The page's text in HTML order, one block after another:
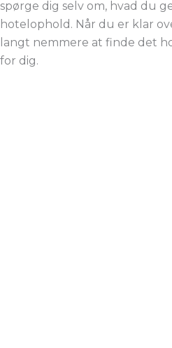
spørge dig selv om, hvad du
hotelophold. Når du er klar
langt nemmere at finde det
for dig.